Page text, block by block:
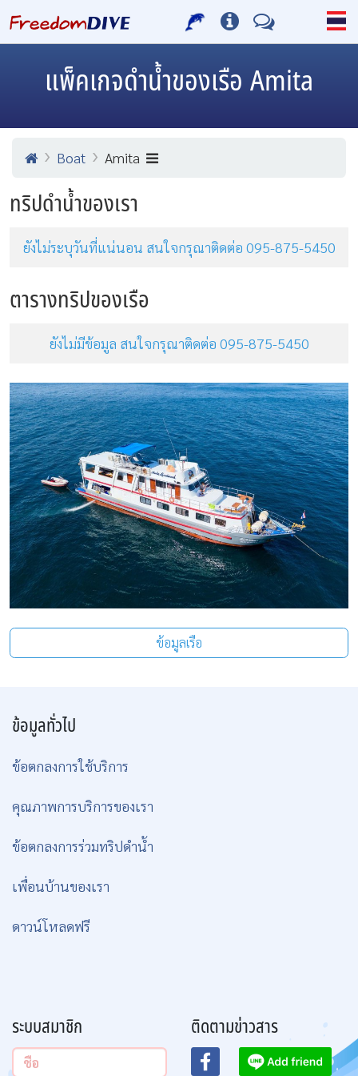
แพ็คเกจดำน้ำของเรือ Amita
Boat Amita
ทริปดำน้ำของเรา
ยังไม่ระบุวันที่แน่นอน สนใจกรุณาติดต่อ 095-875-5450
ตารางทริปของเรือ
ยังไม่มีข้อมูล สนใจกรุณาติดต่อ 095-875-5450
ข้อมูลเรือ
ข้อมูลทั่วไป
ข้อตกลงการใช้บริการ
คุณภาพการบริการของเรา
ข้อตกลงการร่วมทริปดำน้ำ
เพื่อนบ้านของเรา
ดาวน์โหลดฟรี
ระบบสมาชิก ติดตามข่าวสาร